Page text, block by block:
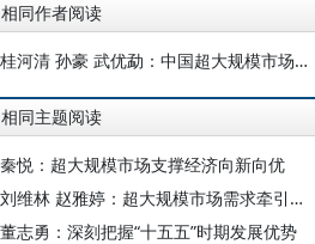
相同作者阅读
桂河清 孙豪 武优勐：中国超大规模市场的需求优势及其发挥
相同主题阅读
秦悦：超大规模市场支撑经济向新向优
刘维林 赵雅婷：超大规模市场需求牵引现代化产业体系建设的机制与路径
董志勇：深刻把握“十五五”时期发展优势